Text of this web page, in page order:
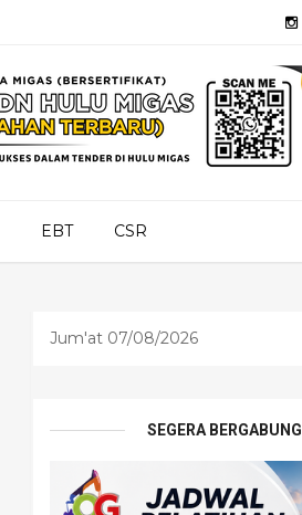
EBT CSR
Jum'at 07/08/2026
SEGERA BERGABUNG